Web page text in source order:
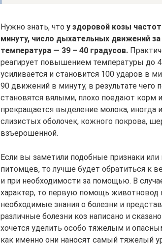
Нужно знать, что у здоровой козы
минуту, число дыхательных движений
температура — 39 – 40 градусов.
реагирует повышением температуры до
усиливается и становится 100 ударов в
90 движений в минуту, в результате
становятся вялыми, плохо поедают корм
прекращается выделение молока, иногда
слизистых оболочек, кожного покрова,
взъерошенной.
Если вы заметили подобные признаки
питомцев, то лучше будет обратиться к
и при необходимости за помощью. В
характер, то первую помощь животновод
необходимые знания о болезни и
различные болезни коз написано и
хочется уделить особо тяжелым и
как именно они наносят самый тяжелый